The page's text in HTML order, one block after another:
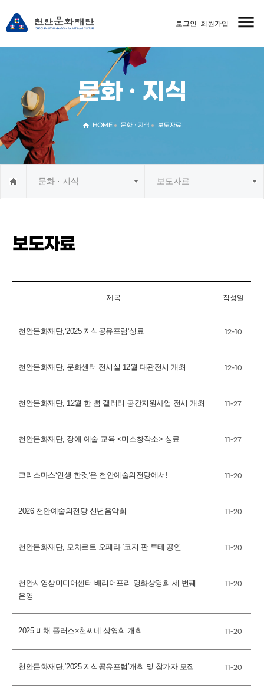
menu
로그인 회원가입
문화 · 지식
HOME 문화 · 지식 보도자료
문화 · 지식 보도자료
보도자료
제목 작성일
천안문화재단,‘2025 지식공유포럼’성료 12-10
천안문화재단, 문화센터 전시실 12월 대관전시 개최 12-10
천안문화재단, 12월 한 뼘 갤러리 공간지원사업 전시 개최 11-27
천안문화재단, 장애 예술 교육 <미소창작소> 성료 11-27
크리스마스‘인생 한컷’은 천안예술의전당에서! 11-20
2026 천안예술의전당 신년음악회 11-20
천안문화재단, 모차르트 오페라 ‘코지 판 투테’공연 11-20
천안시영상미디어센터 배리어프리 영화상영회 세 번째
운영
11-20
2025 비채 플러스×천씨네 상영회 개최 11-20
천안문화재단,‘2025 지식공유포럼’개최 및 참가자 모집 11-20